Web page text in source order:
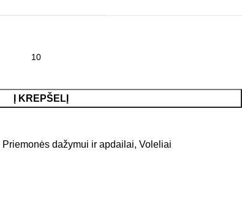
Į KREPŠELĮ
Priemonės dažymui ir apdailai, Voleliai